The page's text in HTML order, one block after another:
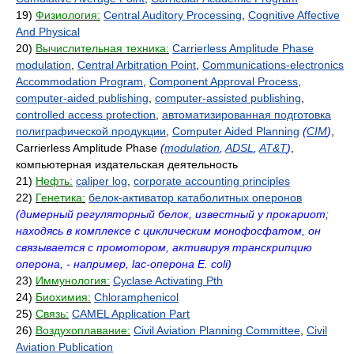
19) Физиология: Central Auditory Processing Cognitive Affective
And Physical
20) Вычислительная техника: Carrierless Amplitude Phase
modulation Central Arbitration Point Communications-electronics
Accommodation Program Component Approval Process
computer-aided publishing computer-assisted publishing
controlled access protection автоматизированная подготовка
полиграфической продукции Computer Aided Planning (CIM)
Carrierless Amplitude Phase (modulation ADSL AT&T)
компьютерная издательская деятельность
21) Нефть: caliper log corporate accounting principles
22) Генетика: белок-активатор катаболитных оперонов
(димерный регуляторный белок, известный у прокариот;
находясь в комплексе с циклическим монофосфатом, он
связывается с промотором, активируя транскрипцию
оперона, - например, lac-оперона E. coli)
23) Иммунология: Cyclase Activating Pth
24) Биохимия: Chloramphenicol
25) Связь: CAMEL Application Part
26) Воздухоплавание: Civil Aviation Planning Committee Civil
Aviation Publication